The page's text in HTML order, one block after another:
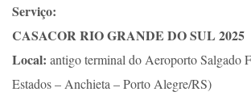
Serviço:
CASACOR RIO GRANDE DO SUL 2025
Local: antigo terminal do Aeroporto Salgado
Estados – Anchieta – Porto Alegre/RS)